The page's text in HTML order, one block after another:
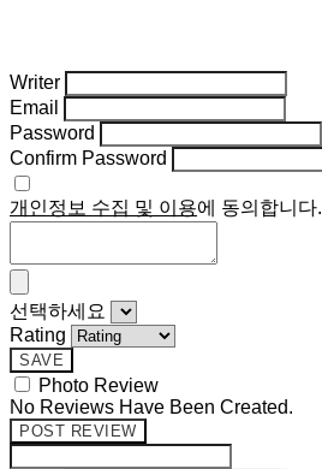
Writer
Email
Password
Confirm Password
개인정보 수집 및 이용에 동의합니다.
선택하세요
Rating
SAVE
Photo Review
No Reviews Have Been Created.
POST REVIEW